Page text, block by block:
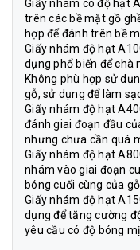
Giấy nhám có độ hạt
trên các bề mặt gồ
hợp để đánh trên bề
Giấy nhám độ hạt
dụng phổ biến để chà
Không phù hợp sử
gỗ, sử dụng để làm
Giấy nhám độ hạt
đánh giai đoạn đầu
nhưng chưa cần quá
Giấy nhám độ hạt
nhám vào giai đoạn
bóng cuối cùng của
Giấy nhám độ hạt
dụng để tăng cường
yêu cầu có độ bóng